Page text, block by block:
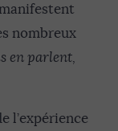
nombreux
en parlent,
l’expérience